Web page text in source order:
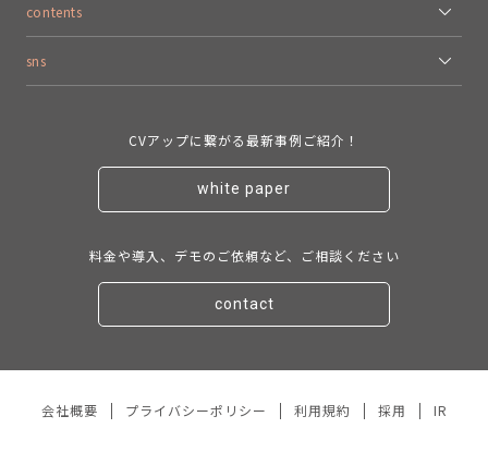
contents
sns
CVアップに繋がる最新事例ご紹介！
white paper
料金や導入、デモのご依頼など、ご相談ください
contact
会社概要 プライバシーポリシー 利用規約 採用 IR